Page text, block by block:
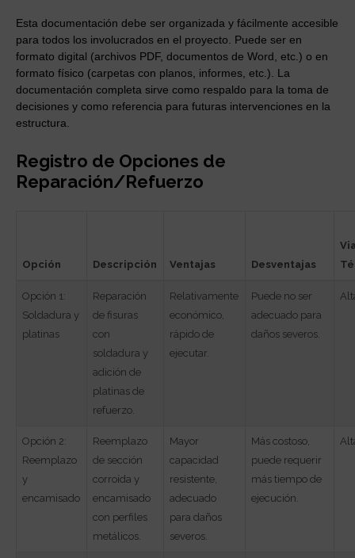
Esta documentación debe ser organizada y fácilmente accesible
para todos los involucrados en el proyecto. Puede ser en
formato digital (archivos PDF, documentos de Word, etc.) o en
formato físico (carpetas con planos, informes, etc.). La
documentación completa sirve como respaldo para la toma de
decisiones y como referencia para futuras intervenciones en la
estructura.
Registro de Opciones de
Reparación/Refuerzo
Opción Descripción Ventajas Desventajas
Opción 1:
Soldadura y
platinas
Reparación
de fisuras
con
soldadura y
adición de
platinas de
refuerzo.
Relativamente
económico,
rápido de
ejecutar.
Puede no ser
adecuado para
daños severos.
Opción 2:
Reemplazo
y
encamisado
Reemplazo
de sección
corroída y
encamisado
con perfiles
metálicos.
Mayor
capacidad
resistente,
adecuado
para daños
severos.
Más costoso,
puede requerir
más tiempo de
ejecución.